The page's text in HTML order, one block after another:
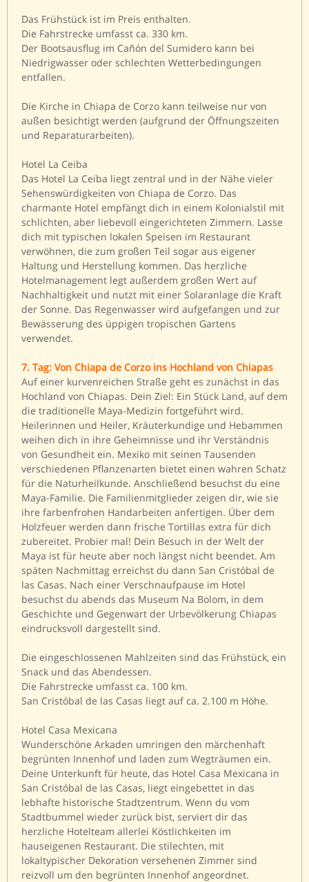
Das Frühstück ist im Preis enthalten.
Die Fahrstrecke umfasst ca. 330 km.
Der Bootsausflug im Cañón del Sumidero kann bei
Niedrigwasser oder schlechten Wetterbedingungen
entfallen.
Die Kirche in Chiapa de Corzo kann teilweise nur von
außen besichtigt werden (aufgrund der Öffnungszeiten
und Reparaturarbeiten).
Hotel La Ceiba
Das Hotel La Ceiba liegt zentral und in der Nähe vieler
Sehenswürdigkeiten von Chiapa de Corzo. Das
charmante Hotel empfängt dich in einem Kolonialstil mit
schlichten, aber liebevoll eingerichteten Zimmern. Lasse
dich mit typischen lokalen Speisen im Restaurant
verwöhnen, die zum großen Teil sogar aus eigener
Haltung und Herstellung kommen. Das herzliche
Hotelmanagement legt außerdem großen Wert auf
Nachhaltigkeit und nutzt mit einer Solaranlage die Kraft
der Sonne. Das Regenwasser wird aufgefangen und zur
Bewässerung des üppigen tropischen Gartens
verwendet.
7. Tag: Von Chiapa de Corzo ins Hochland von Chiapas
Auf einer kurvenreichen Straße geht es zunächst in das
Hochland von Chiapas. Dein Ziel: Ein Stück Land, auf dem
die traditionelle Maya-Medizin fortgeführt wird.
Heilerinnen und Heiler, Kräuterkundige und Hebammen
weihen dich in ihre Geheimnisse und ihr Verständnis
von Gesundheit ein. Mexiko mit seinen Tausenden
verschiedenen Pflanzenarten bietet einen wahren Schatz
für die Naturheilkunde. Anschließend besuchst du eine
Maya-Familie. Die Familienmitglieder zeigen dir, wie sie
ihre farbenfrohen Handarbeiten anfertigen. Über dem
Holzfeuer werden dann frische Tortillas extra für dich
zubereitet. Probier mal! Dein Besuch in der Welt der
Maya ist für heute aber noch längst nicht beendet. Am
späten Nachmittag erreichst du dann San Cristóbal de
las Casas. Nach einer Verschnaufpause im Hotel
besuchst du abends das Museum Na Bolom, in dem
Geschichte und Gegenwart der Urbevölkerung Chiapas
eindrucksvoll dargestellt sind.
Die eingeschlossenen Mahlzeiten sind das Frühstück, ein
Snack und das Abendessen.
Die Fahrstrecke umfasst ca. 100 km.
San Cristóbal de las Casas liegt auf ca. 2.100 m Höhe.
Hotel Casa Mexicana
Wunderschöne Arkaden umringen den märchenhaft
begrünten Innenhof und laden zum Wegträumen ein.
Deine Unterkunft für heute, das Hotel Casa Mexicana in
San Cristóbal de las Casas, liegt eingebettet in das
lebhafte historische Stadtzentrum. Wenn du vom
Stadtbummel wieder zurück bist, serviert dir das
herzliche Hotelteam allerlei Köstlichkeiten im
hauseigenen Restaurant. Die stilechten, mit
lokaltypischer Dekoration versehenen Zimmer sind
reizvoll um den begrünten Innenhof angeordnet.